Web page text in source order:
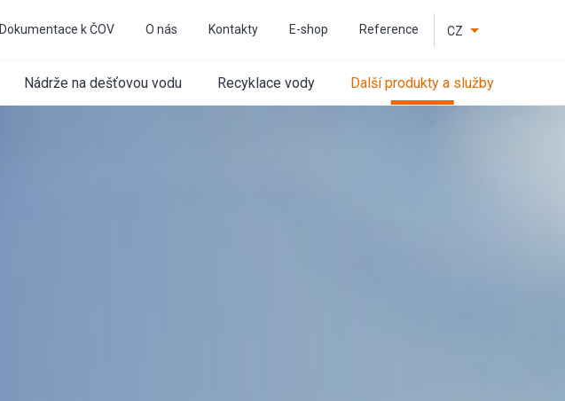
Dokumentace k ČOV O nás Kontakty E-shop Reference CZ
Nádrže na dešťovou vodu Recyklace vody Další produkty a služby